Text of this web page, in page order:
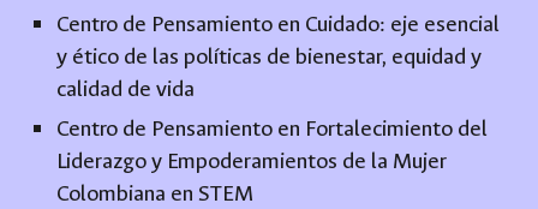
Centro de Pensamiento en Cuidado: eje esencial
y ético de las políticas de bienestar, equidad y
calidad de vida
Centro de Pensamiento en Fortalecimiento del
Liderazgo y Empoderamientos de la Mujer
Colombiana en STEM